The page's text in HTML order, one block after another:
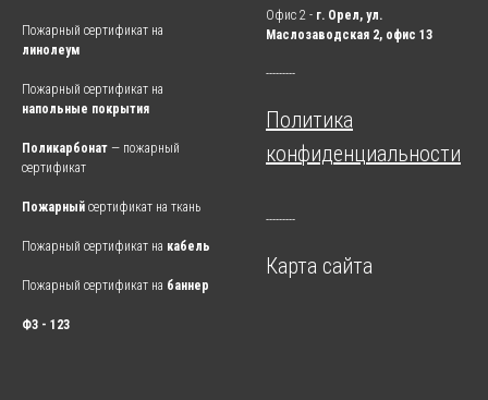
Пожарный сертификат на
линолеум
Пожарный сертификат на
напольные покрытия
Поликарбонат — пожарный
сертификат
Пожарный сертификат на ткань
Пожарный сертификат на кабель
Пожарный сертификат на баннер
ФЗ - 123
Офис 2 - г. Орел, ул.
Маслозаводская 2, офис 13
---------
Политика
конфиденциальности
---------
Карта сайта